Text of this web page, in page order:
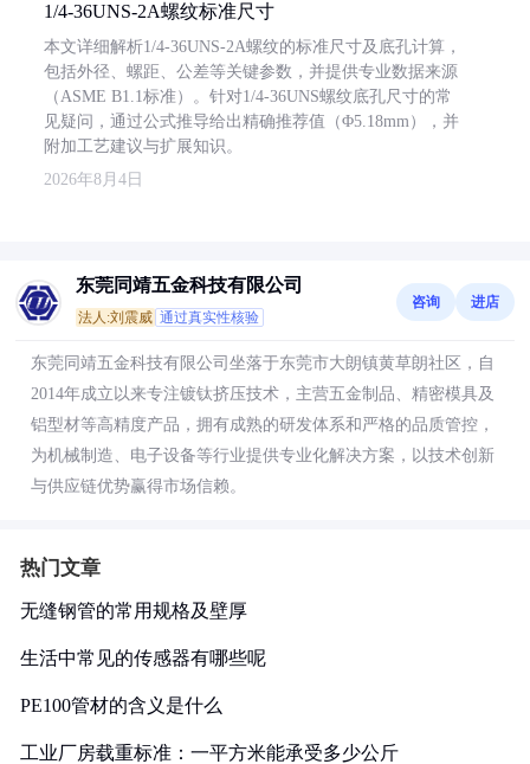
1/4-36UNS-2A螺纹标准尺寸
本文详细解析1/4-36UNS-2A螺纹的标准尺寸及底孔计算，
包括外径、螺距、公差等关键参数，并提供专业数据来源
（ASME B1.1标准）。针对1/4-36UNS螺纹底孔尺寸的常
见疑问，通过公式推导给出精确推荐值（Φ5.18mm），并
附加工艺建议与扩展知识。
2026年8月4日
东莞同靖五金科技有限公司
法人:刘震威 通过真实性核验
咨询 进店
东莞同靖五金科技有限公司坐落于东莞市大朗镇黄草朗社区，自
2014年成立以来专注镀钛挤压技术，主营五金制品、精密模具及
铝型材等高精度产品，拥有成熟的研发体系和严格的品质管控，
为机械制造、电子设备等行业提供专业化解决方案，以技术创新
与供应链优势赢得市场信赖。
热门文章
无缝钢管的常用规格及壁厚
生活中常见的传感器有哪些呢
PE100管材的含义是什么
工业厂房载重标准：一平方米能承受多少公斤